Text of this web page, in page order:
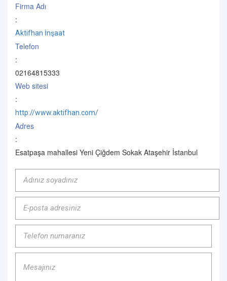
Firma Adı
:
Aktifhan İnşaat
Telefon
:
02164815333
Web sitesi
:
http://www.aktifhan.com/
Adres
:
Esatpaşa mahallesi Yeni Çiğdem Sokak Ataşehir İstanbul